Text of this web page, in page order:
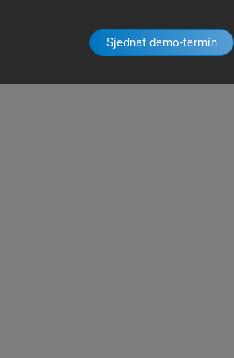
Sjednat demo-termín